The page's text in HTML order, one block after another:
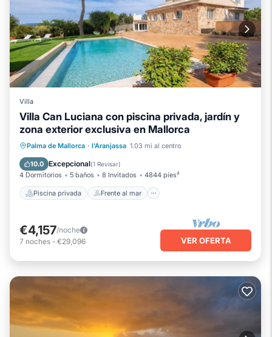
Villa
Villa Can Luciana con piscina privada, jardín y
zona exterior exclusiva en Mallorca
Palma de Mallorca · l'Aranjassa 1.03 mi al centro
10.0 Excepcional(1 Revisar)
4 Dormitorios 5 baños 8 Invitados 4844 pies²
Piscina privada Frente al mar
Piscina privada
Frente al mar
Bañera de hidromasaje
€4,157/noche
7 noches - €29,096 VER OFERTA